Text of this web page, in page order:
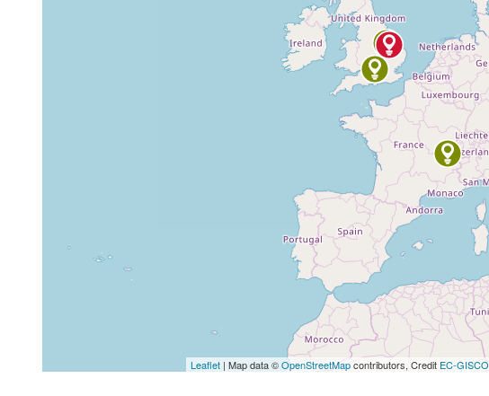
Leaflet | Map data ©OpenStreetMapcontributors, Credit EC-GISCO